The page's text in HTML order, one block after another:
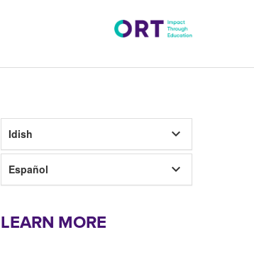
Idish keyboard_arrow_down
Español keyboard_arrow_down
LEARN MORE